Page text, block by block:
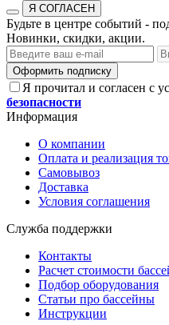
Я СОГЛАСЕН
Будьте в центре событий -
Новинки, скидки, акции.
Оформить подписку
Я прочитал и согласен с
безопасности
Информация
О компании
Оплата и реализация
Самовывоз
Доставка
Условия соглашения
Служба поддержки
Контакты
Расчет стоимости
Подбор оборудования
Статьи про бассейны
Инструкции